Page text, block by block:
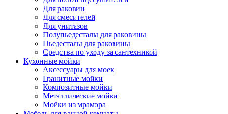
Для раковин
Для смесителей
Для унитазов
Полупьедесталы для раковины
Пьедесталы для раковины
Средства по уходу за сантехникой
Кухонные мойки
Аксессуары для моек
Гранитные мойки
Композитные мойки
Металлические мойки
Мойки из мрамора